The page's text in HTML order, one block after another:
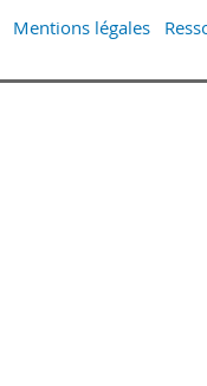
Mentions légales